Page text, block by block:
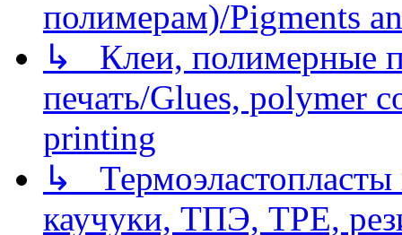
полимерам)/Pigments
↳ Клеи, полимерные
печать/Glues, polymer
printing
↳
каучуки, ТПЭ, TPE,